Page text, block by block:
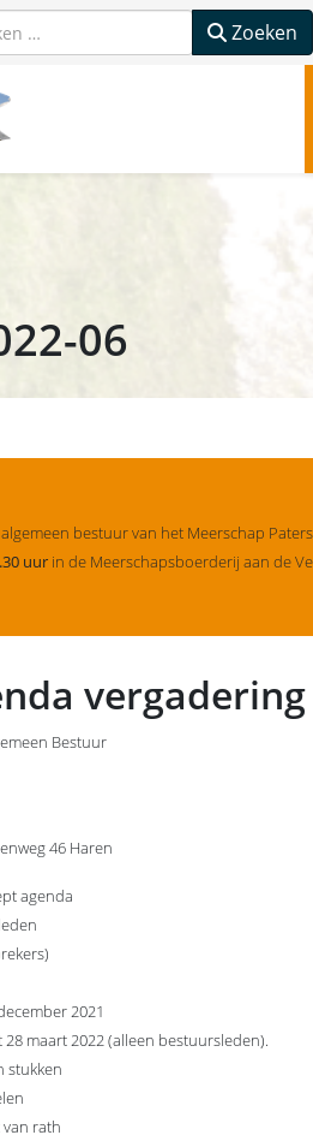
Zoeken
06
bestuur van het Meerschap
uur in de Meerschapsboerderij aan de
Bestuur
46 Haren
agenda
2021
maart 2022 (alleen bestuursleden).
stukken
rath